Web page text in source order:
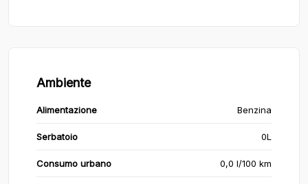
Ambiente
Alimentazione Benzina
Serbatoio 0L
Consumo urbano 0,0 l/100 km